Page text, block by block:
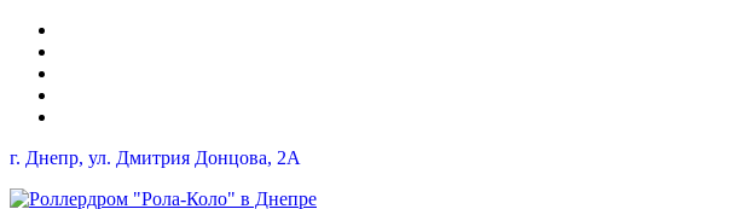
г. Днепр, ул. Дмитрия Донцова, 2A